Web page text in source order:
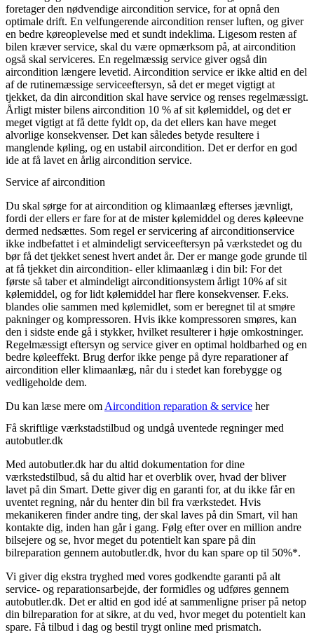
foretager den nødvendige aircondition service, for at opnå den
optimale drift. En velfungerende aircondition renser luften, og giver
en bedre køreoplevelse med et sundt indeklima. Ligesom resten af
bilen kræver service, skal du være opmærksom på, at aircondition
også skal serviceres. En regelmæssig service giver også din
aircondition længere levetid. Aircondition service er ikke altid en del
af de rutinemæssige serviceeftersyn, så det er meget vigtigt at
tjekket, da din aircondition skal have service og renses regelmæssigt.
Årligt mister bilens aircondition 10 % af sit kølemiddel, og det er
meget vigtigt at få dette fyldt op, da det ellers kan have meget
alvorlige konsekvenser. Det kan således betyde resultere i
manglende køling, og en ustabil aircondition. Det er derfor en god
ide at få lavet en årlig aircondition service.
Service af aircondition
Du skal sørge for at aircondition og klimaanlæg efterses jævnligt,
fordi der ellers er fare for at de mister kølemiddel og deres køleevne
dermed nedsættes. Som regel er servicering af airconditionservice
ikke indbefattet i et almindeligt serviceeftersyn på værkstedet og du
bør få det tjekket senest hvert andet år. Der er mange gode grunde til
at få tjekket din aircondition- eller klimaanlæg i din bil: For det
første så taber et almindeligt airconditionsystem årligt 10% af sit
kølemiddel, og for lidt kølemiddel har flere konsekvenser. F.eks.
blandes olie sammen med kølemidlet, som er beregnet til at smøre
pakninger og kompressoren. Hvis ikke kompressoren smøres, kan
den i sidste ende gå i stykker, hvilket resulterer i høje omkostninger.
Regelmæssigt eftersyn og service giver en optimal holdbarhed og en
bedre køleeffekt. Brug derfor ikke penge på dyre reparationer af
aircondition eller klimaanlæg, når du i stedet kan forebygge og
vedligeholde dem.
Du kan læse mere om Aircondition reparation & service her
Få skriftlige værkstadstilbud og undgå uventede regninger med
autobutler.dk
Med autobutler.dk har du altid dokumentation for dine
værkstedstilbud, så du altid har et overblik over, hvad der bliver
lavet på din Smart. Dette giver dig en garanti for, at du ikke får en
uventet regning, når du henter din bil fra værkstedet. Hvis
mekanikeren finder andre ting, der skal laves på din Smart, vil han
kontakte dig, inden han går i gang. Følg efter over en million andre
bilsejere og se, hvor meget du potentielt kan spare på din
bilreparation gennem autobutler.dk, hvor du kan spare op til 50%*.
Vi giver dig ekstra tryghed med vores godkendte garanti på alt
service- og reparationsarbejde, der formidles og udføres gennem
autobutler.dk. Det er altid en god idé at sammenligne priser på netop
din bilreparation for at sikre, at du ved, hvor meget du potentielt kan
spare. Få tilbud i dag og bestil trygt online med prismatch.